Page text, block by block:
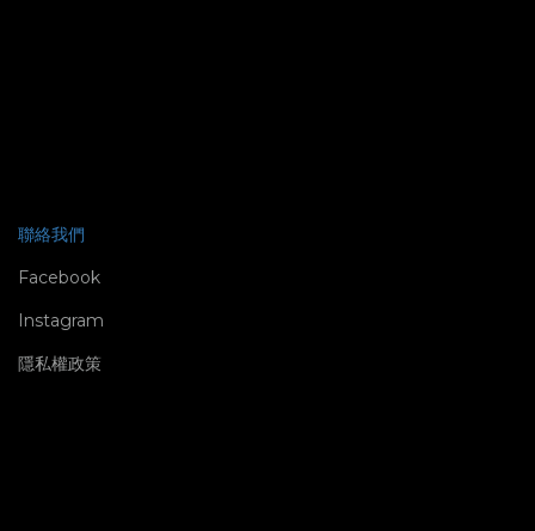
聯絡我們
Facebook
Instagram
隱私權政策